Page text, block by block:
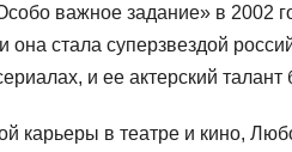
важное задание» в 2002
она стала суперзвездой
и ее актерский
карьеры в театре и кино,